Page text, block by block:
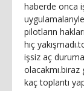
haberde onca
pilotların
hıç
işsiz aç
olacakmı.biraz
kaç toplantı